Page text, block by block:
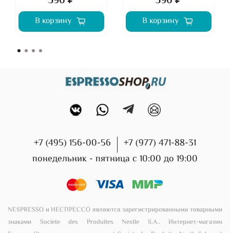
В корзину В корзину
+7 (495) 156-00-56
+7 (977) 471-88-31
понедельник - пятница с 10:00 до 19:00
NESPRESSO и НЕСПРЕССО являются зарегистрированными товарными
знаками Societe des Produites Nestle S.A.. Интернет-магазин